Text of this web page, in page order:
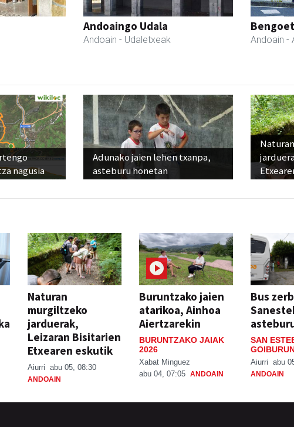
Andoaingo Udala
Andoain - Udaletxeak Andoain -
nagusia
Adunako jaien lehen txanpa,
asteburu honetan
Naturan
murgiltzeko
jarduerak,
Leizaran Bisitarien
Etxearen eskutik
Aiurri abu 05, 08:30
ANDOAIN
Buruntzako jaien
atarikoa, Ainhoa
Aiertzarekin
BURUNTZAKO JAIAK
2026
Xabat Minguez
abu 04, 07:05 ANDOAIN
Bus
SAN
Aiurri abu
ANDOAIN